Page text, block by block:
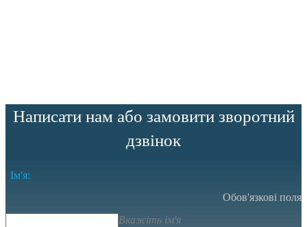
Написати нам або замовити зворотний
дзвінок
Ім'я:
Обов'язкові поля
Вкажіть ім'я